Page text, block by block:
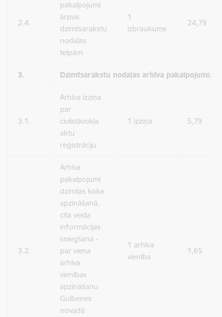
2.4.
pakalpojumi
ārpus
dzimtsarakstu
nodaļas
telpām
1
izbraukums
24,79
3. Dzimtsarakstu nodaļas arhīva pakalpojumi:
3.1.
Arhīva izziņa
par
civilstāvokļa
aktu
reģistrāciju
1 izziņa 5,79
3.2.
Arhīva
pakalpojumi
dzimtas koka
apzināšanā,
cita veida
informācijas
sniegšana -
par viena
arhīva
vienības
apzināšanu
Gulbenes
novadā
1 arhīva
vienība
1,65